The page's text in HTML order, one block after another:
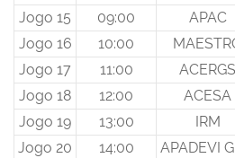
Jogo 15
09:00 APAC
Jogo 16
10:00
Jogo 17
11:00 ACERGS
Jogo 18
12:00 ACESA
Jogo 19
13:00 IRM
Jogo 20
14:00 APADEVI